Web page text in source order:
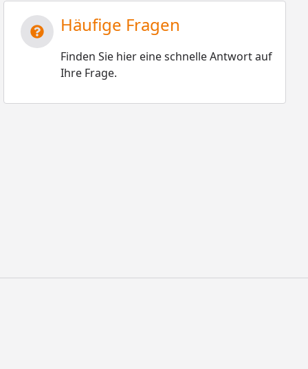
Häufige Fragen
Finden Sie hier eine schnelle Antwort auf
Ihre Frage.